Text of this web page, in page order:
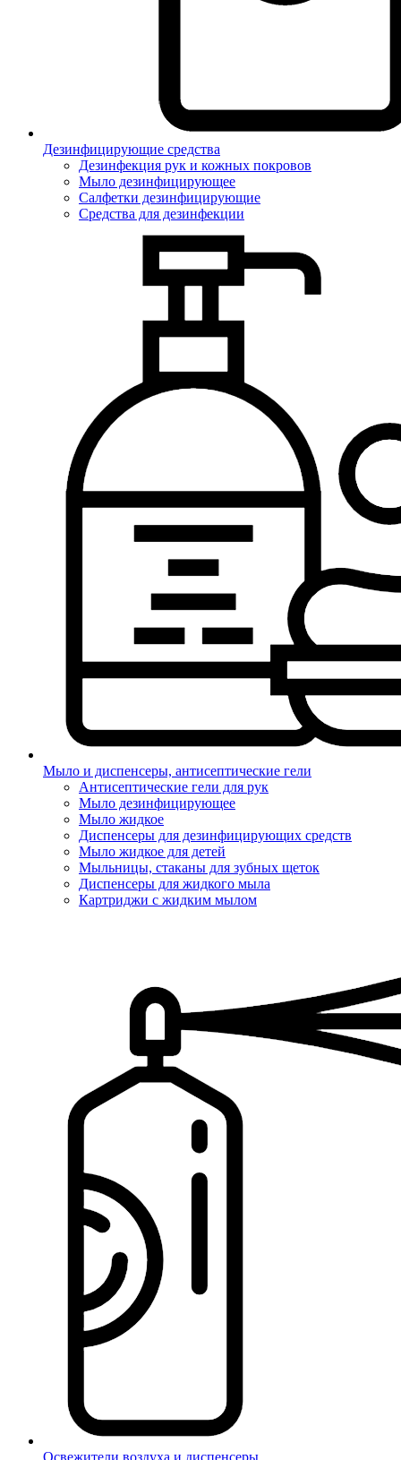
Дезинфицирующие средства
Дезинфекция рук и кожных покровов
Мыло дезинфицирующее
Салфетки дезинфицирующие
Средства для дезинфекции
Мыло и диспенсеры, антисептические гели
Антисептические гели для рук
Мыло дезинфицирующее
Мыло жидкое
Диспенсеры для дезинфицирующих средств
Мыло жидкое для детей
Мыльницы, стаканы для зубных щеток
Диспенсеры для жидкого мыла
Картриджи с жидким мылом
Освежители воздуха и диспенсеры